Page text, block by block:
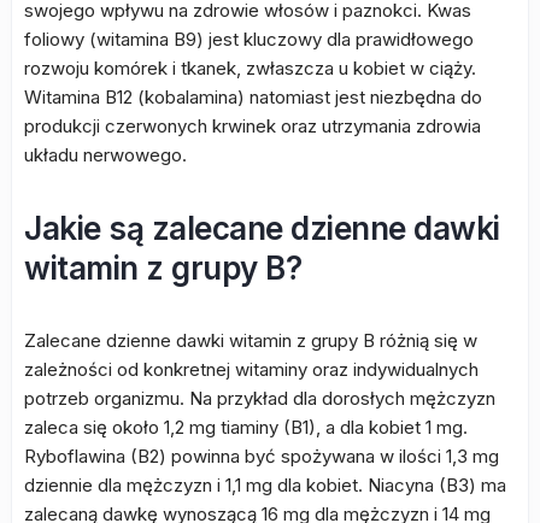
swojego wpływu na zdrowie włosów i paznokci. Kwas
foliowy (witamina B9) jest kluczowy dla prawidłowego
rozwoju komórek i tkanek, zwłaszcza u kobiet w ciąży.
Witamina B12 (kobalamina) natomiast jest niezbędna do
produkcji czerwonych krwinek oraz utrzymania zdrowia
układu nerwowego.
Jakie są zalecane dzienne dawki
witamin z grupy B?
Zalecane dzienne dawki witamin z grupy B różnią się w
zależności od konkretnej witaminy oraz indywidualnych
potrzeb organizmu. Na przykład dla dorosłych mężczyzn
zaleca się około 1,2 mg tiaminy (B1), a dla kobiet 1 mg.
Ryboflawina (B2) powinna być spożywana w ilości 1,3 mg
dziennie dla mężczyzn i 1,1 mg dla kobiet. Niacyna (B3) ma
zalecaną dawkę wynoszącą 16 mg dla mężczyzn i 14 mg